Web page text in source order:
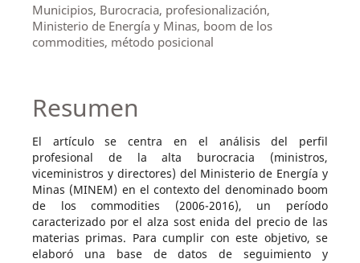
Municipios, Burocracia, profesionalización,
Ministerio de Energía y Minas, boom de los
commodities, método posicional
Resumen
El artículo se centra en el análisis del perfil
profesional de la alta burocracia (ministros,
viceministros y directores) del Ministerio de Energía y
Minas (MINEM) en el contexto del denominado boom
de los commodities (2006-2016), un período
caracterizado por el alza sost enida del precio de las
materias primas. Para cumplir con este objetivo, se
elaboró una base de datos de seguimiento y